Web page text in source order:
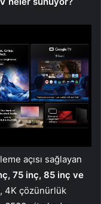
açısı sağlayan
75 inç, 85 inç ve
4K çözünürlük